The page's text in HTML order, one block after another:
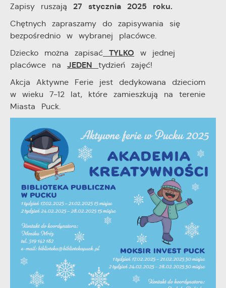
Zapisy ruszają
27 stycznia 2025 roku.
Chętnych zapraszamy do zapisywania się
bezpośrednio w wybranej placówce.
Dziecko można zapisać
TYLKO w jednej
placówce na JEDEN tydzień zajęć!
Akcja Aktywne Ferie jest dedykowana dzieciom
w wieku 7-12 lat, które zamieszkują na terenie
Miasta Puck.